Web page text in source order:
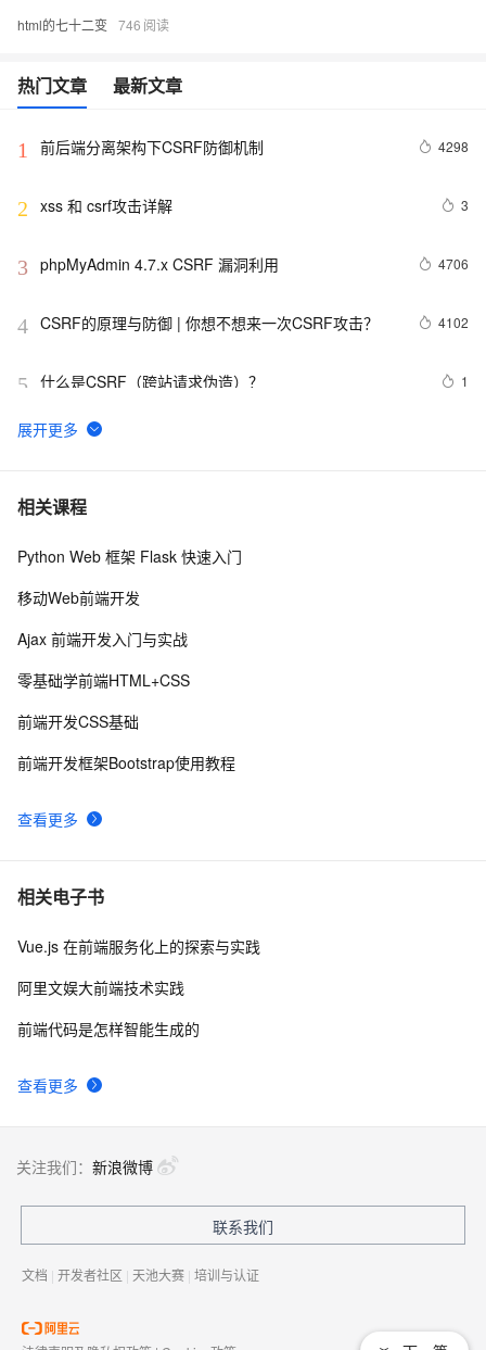
html的七十二变 746
热门文章 最新文章
1 前后端分离架构下CSRF防御机制 4298
2 xss 和 csrf攻击详解 3
3 phpMyAdmin 4.7.x CSRF 漏洞利用 4706
4 CSRF的原理与防御 | 你想不想来一次CSRF攻击？ 4102
5 什么是CSRF（跨站请求伪造）？ 1
6 CSRF 实验：Token 不与 Session 绑定绕过验证
7 CSRF漏洞详细讲解
8 CSRF 实验：Token 不存在绕过验证
10Web安全-CSRF跨站请求伪造
相关课程
查看更多
Python Web 框架 Flask 快速入门
移动Web前端开发
Ajax 前端开发入门与实战
零基础学前端HTML+CSS
前端开发CSS基础
前端开发框架Bootstrap使用教程
相关电子书
查看更多
Vue.js 在前端服务化上的探索与实践
阿里文娱大前端技术实践
前端代码是怎样智能生成的
关注我们： 新浪微博
联系我们
文档 | 开发者社区 | 天池大赛 | 培训与认证